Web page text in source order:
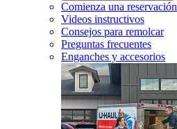
Comienza una reservación
Videos instructivos
Consejos para remolcar
Preguntas frecuentes
Enganches y accesorios